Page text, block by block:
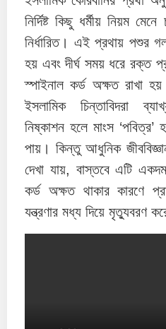
নির্দিষ্ট কিছু ধর্মীয় নিয়ম
নির্ধারিত। এই প্রথায় পশুর
হয় এবং দীর্ঘ সময় ধরে রক্ত
স্পাইনাল কর্ড অক্ষত রাখা
ইসলামিক চিন্তাবিদরা
নিষ্কাশন হলে মাংস ‘পবিত্র’
পায়। কিন্তু আধুনিক
দেখা যায়, বাস্তবে এটি
কর্ড অক্ষত থাকার কারণে
যন্ত্রণার মধ্য দিয়ে মৃত্যুবরণ